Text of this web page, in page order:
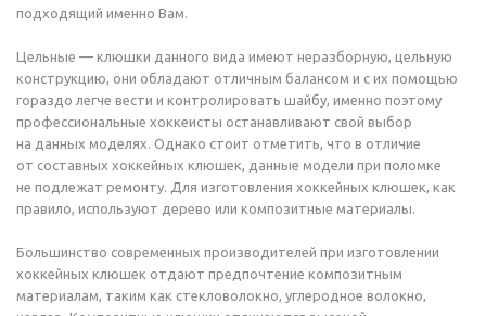
подходящий именно Вам.
Цельные — клюшки данного вида имеют неразборную, цельную
конструкцию, они обладают отличным балансом и с их помощью
гораздо легче вести и контролировать шайбу, именно поэтому
профессиональные хоккеисты останавливают свой выбор
на данных моделях. Однако стоит отметить, что в отличие
от составных хоккейных клюшек, данные модели при поломке
не подлежат ремонту. Для изготовления хоккейных клюшек, как
правило, используют дерево или композитные материалы.
Большинство современных производителей при изготовлении
хоккейных клюшек отдают предпочтение композитным
материалам, таким как стекловолокно, углеродное волокно,